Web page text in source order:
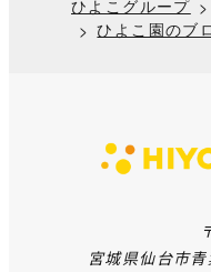
ひよこグループ
ひよこ園のブ
宮城県仙台市